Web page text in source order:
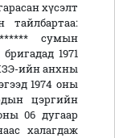
хүсэлт
тайлбартаа:
сумын
1971
ийн анхны
1974 оны
цэргийн
06 дугаар
халагдаж